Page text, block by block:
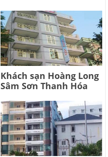
Khách sạn Hoàng Long
Sâm Sơn Thanh Hóa